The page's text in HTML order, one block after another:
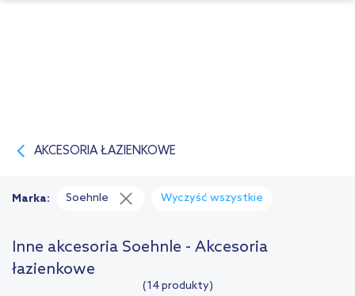
AKCESORIA ŁAZIENKOWE
Inne akcesoria Soehnle - Akcesoria
łazienkowe
(14 produkty)
Marka: Soehnle Wyczyść wszystkie